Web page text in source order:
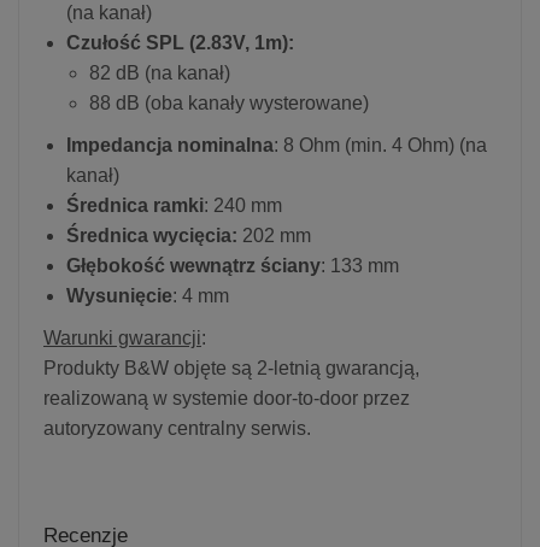
(na kanał)
Czułość SPL (2.83V, 1m):
82 dB (na kanał)
88 dB (oba kanały wysterowane)
Impedancja nominalna: 8 Ohm (min. 4 Ohm) (na
kanał)
Średnica ramki: 240 mm
Średnica wycięcia: 202 mm
Głębokość wewnątrz ściany: 133 mm
Wysunięcie: 4 mm
Warunki gwarancji:
Produkty B&W objęte są 2-letnią gwarancją,
realizowaną w systemie door-to-door przez
autoryzowany centralny serwis.
Recenzje